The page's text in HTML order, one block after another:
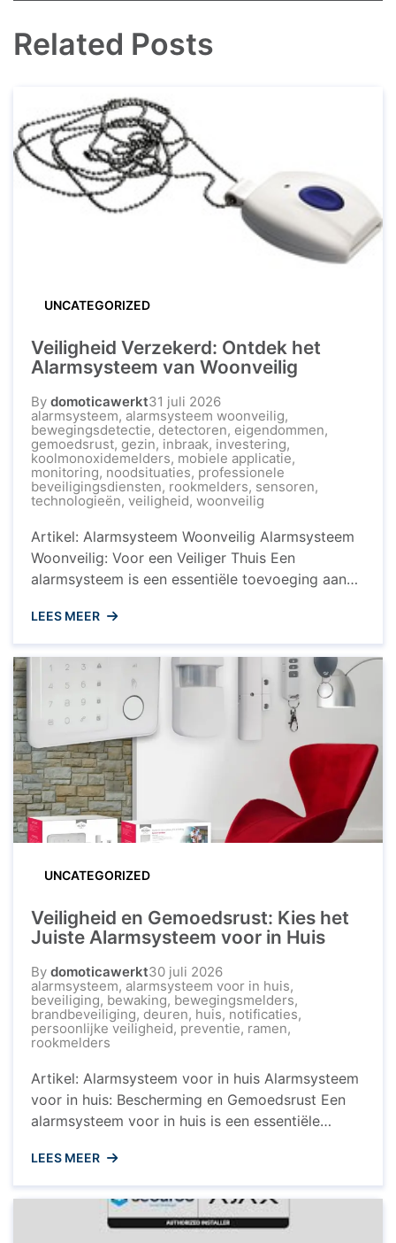
Related Posts
UNCATEGORIZED
Veiligheid Verzekerd: Ontdek het
Alarmsysteem van Woonveilig
By domoticawerkt31 juli 2026
alarmsysteem, alarmsysteem woonveilig,
bewegingsdetectie, detectoren, eigendommen,
gemoedsrust, gezin, inbraak, investering,
koolmonoxidemelders, mobiele applicatie,
monitoring, noodsituaties, professionele
beveiligingsdiensten, rookmelders, sensoren,
technologieën, veiligheid, woonveilig
Artikel: Alarmsysteem Woonveilig Alarmsysteem
Woonveilig: Voor een Veiliger Thuis Een
alarmsysteem is een essentiële toevoeging aan
eigendommen te waarborgen. Woonveilig biedt
een geavanceerd alarmsysteem dat zorgt voor
gemoedsrust en bescherming tegen inbraak en
andere noodsituaties. Waarom Kiezen voor
Alarmsysteem Woonveilig? Het alarmsysteem van
Woonveilig is eenvoudig ...
LEES MEER
UNCATEGORIZED
Veiligheid en Gemoedsrust: Kies het
Juiste Alarmsysteem voor in Huis
By domoticawerkt30 juli 2026
alarmsysteem, alarmsysteem voor in huis,
beveiliging, bewaking, bewegingsmelders,
brandbeveiliging, deuren, huis, notificaties,
persoonlijke veiligheid, preventie, ramen,
rookmelders
Artikel: Alarmsysteem voor in huis Alarmsysteem
voor in huis: Bescherming en Gemoedsrust Een
alarmsysteem voor in huis is een essentiële
beschermen tegen ongewenste indringers. Met
de toenemende bezorgdheid over veiligheid is
het installeren van een betrouwbaar
alarmsysteem een verstandige keuze die
LEES MEER